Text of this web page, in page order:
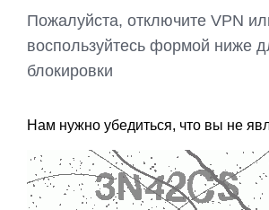
Пожалуйста, отключите VPN
воспользуйтесь формой ниже
блокировки
Нам нужно убедиться, что вы не